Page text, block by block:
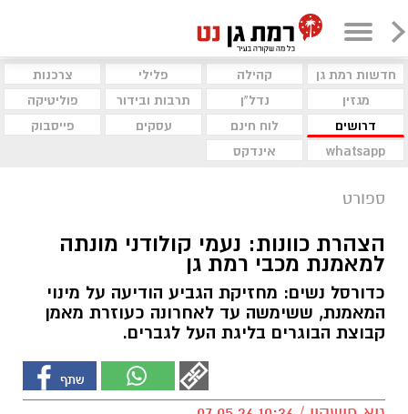
חדשות רמת גן קהילה פלילי
צרכנות
מגזין
נדל"ן תרבות ובידור
פוליטיקה
דרושים
לוח חינם עסקים
פייסבוק
whatsapp
אינדקס
ספורט
הצהרת כוונות: נעמי קולודני מונתה
למאמנת מכבי רמת גן
כדורסל נשים: מחזיקת הגביע הודיעה על מינוי
המאמנת, ששימשה עד לאחרונה כעוזרת מאמן
קבוצת הבוגרים בליגת העל לגברים.